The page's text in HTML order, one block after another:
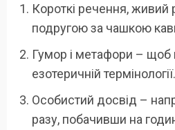
Короткі речення,
подругою за чашкою
Гумор і метафори – щоб
езотеричній термінології.
Особистий досвід –
разу, побачивши на